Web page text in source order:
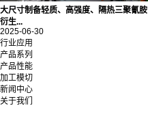
大尺寸制备轻质、高强度、隔热三聚氰胺
衍生...
2025-06-30
行业应用
产品系列
产品性能
加工模切
新闻中心
关于我们